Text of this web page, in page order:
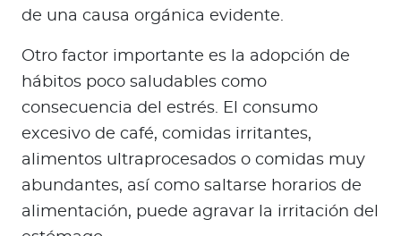
de una causa orgánica evidente.
Otro factor importante es la adopción de
hábitos poco saludables como
consecuencia del estrés. El consumo
excesivo de café, comidas irritantes,
alimentos ultraprocesados o comidas muy
abundantes, así como saltarse horarios de
alimentación, puede agravar la irritación del